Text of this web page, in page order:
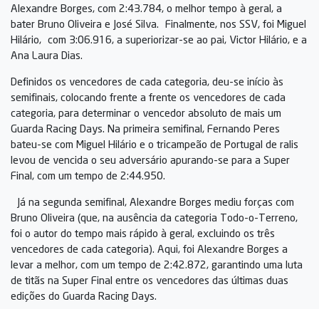
Alexandre Borges, com 2:43.784, o melhor tempo à geral, a
bater Bruno Oliveira e José Silva. Finalmente, nos SSV, foi Miguel
Hilário, com 3:06.916, a superiorizar-se ao pai, Victor Hilário, e a
Ana Laura Dias.
Definidos os vencedores de cada categoria, deu-se início às
semifinais, colocando frente a frente os vencedores de cada
categoria, para determinar o vencedor absoluto de mais um
Guarda Racing Days. Na primeira semifinal, Fernando Peres
bateu-se com Miguel Hilário e o tricampeão de Portugal de ralis
levou de vencida o seu adversário apurando-se para a Super
Final, com um tempo de 2:44.950.
Já na segunda semifinal, Alexandre Borges mediu forças com
Bruno Oliveira (que, na ausência da categoria Todo-o-Terreno,
foi o autor do tempo mais rápido à geral, excluindo os três
vencedores de cada categoria). Aqui, foi Alexandre Borges a
levar a melhor, com um tempo de 2:42.872, garantindo uma luta
de titãs na Super Final entre os vencedores das últimas duas
edições do Guarda Racing Days.